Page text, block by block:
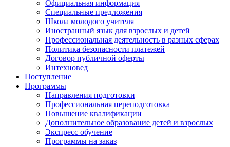
Официальная информация
Специальные предложения
Школа молодого учителя
Иностранный язык для взрослых и детей
Профессиональная деятельность в разных сферах
Политика безопасности платежей
Договор публичной оферты
Интехновед
Поступление
Программы
Направления подготовки
Профессиональная переподготовка
Повышение квалификации
Дополнительное образование детей и взрослых
Экспресс обучение
Программы на заказ